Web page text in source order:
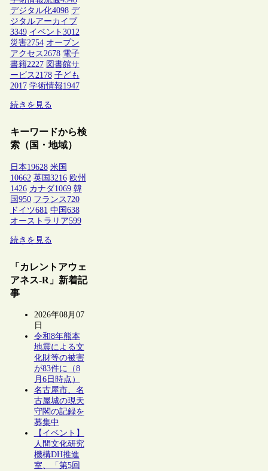
デジタル化4098 デ
ジタルアーカイブ
3349 イベント 3012
災害2754 オープン
アクセス 2678 電子
書籍2227 図書館サ
ービス 2178 子ども
2017 学術情報1947
続きを見る
キーワードから検
索（国・地域）
日本19628 米国
10662 英国3216 欧州
1426 カナダ1069 韓
国950 フランス 720
ドイツ681 中国638
オーストラリア599
続きを見る
「カレントアウェ
アネス-R」新着記
事
2026年08月07
日
令和8年熊本
地震による文
化財等の被害
が83件に（8
月6日時点）
名古屋市、名
古屋城の現天
守閣の記録を
募集中
【イベント】
人間文化研究
機構DH推進
室、「第5回